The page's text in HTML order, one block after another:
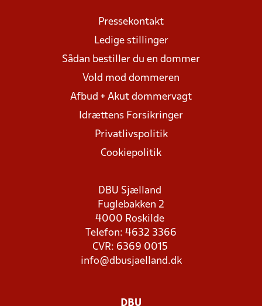
Pressekontakt
Ledige stillinger
Sådan bestiller du en dommer
Vold mod dommeren
Afbud + Akut dommervagt
Idrættens Forsikringer
Privatlivspolitik
Cookiepolitik
DBU Sjælland
Fuglebakken 2
4000 Roskilde
Telefon: 4632 3366
CVR: 6369 0015
info@dbusjaelland.dk
DBU